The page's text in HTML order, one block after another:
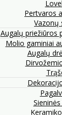
Pertvaros
Vazonų
Augalų priežiūros
Molio gaminiai
Augalų